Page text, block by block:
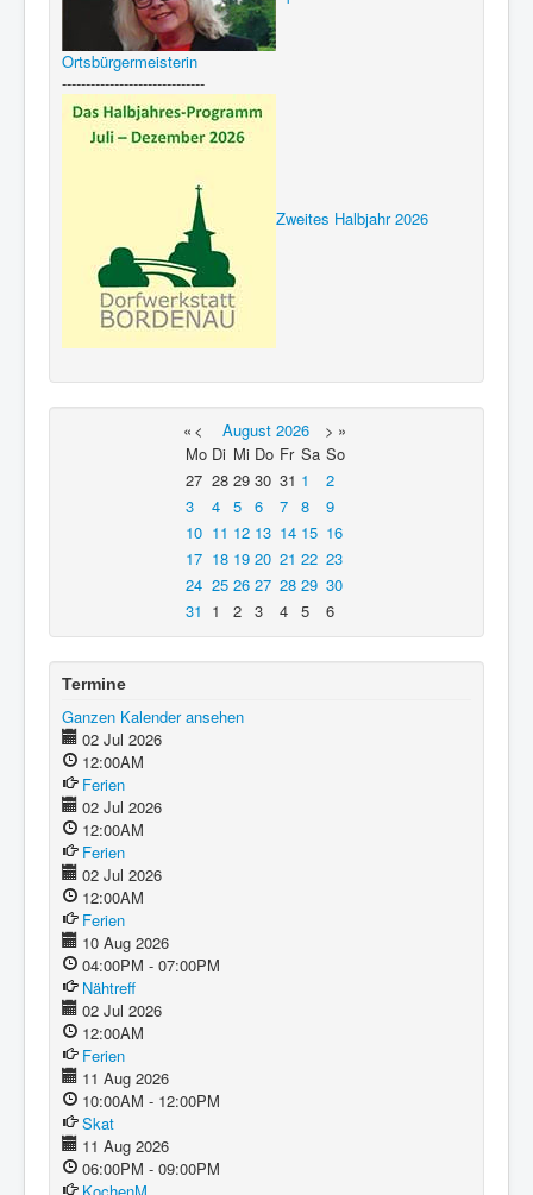
Ortsbürgermeisterin
------------------------------
Zweites Halbjahr 2026
« < August 2026 > »
Mo Di Mi Do Fr Sa So
27 28 29 30 31 1
2
3
4 5 6 7 8
9
10 11 12 13 14 15 16
17 18 19 20 21 22 23
24 25 26 27 28 29 30
31 1 2 3 4 5 6
Termine
Ganzen Kalender ansehen
02 Jul 2026
12:00AM
Ferien
02 Jul 2026
12:00AM
Ferien
02 Jul 2026
12:00AM
Ferien
10 Aug 2026
04:00PM - 07:00PM
Nähtreff
02 Jul 2026
12:00AM
Ferien
11 Aug 2026
10:00AM - 12:00PM
Skat
11 Aug 2026
06:00PM - 09:00PM